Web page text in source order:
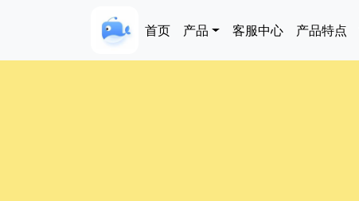
Main navigation
首页 产品 客服中心 产品特点